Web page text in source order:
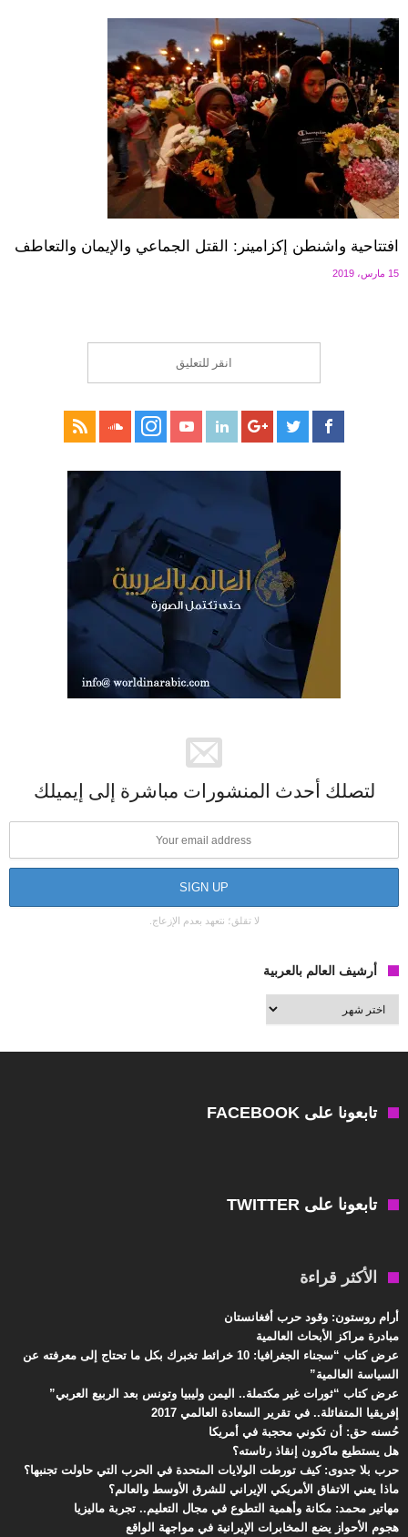
افتتاحية واشنطن إكزامينر: القتل الجماعي والإيمان والتعاطف
15 مارس، 2019
انقر للتعليق
لتصلك أحدث المنشورات مباشرة إلى إيميلك
لا تقلق؛ نتعهد بعدم الإزعاج.
أرشيف العالم بالعربية
أرشيف
العالم
تابعونا على FACEBOOK
تابعونا على TWITTER
الأكثر قراءة
أرام روستون: وقود حرب أفغانستان
مبادرة مراكز الأبحاث العالمية
عرض كتاب “سجناء الجغرافيا: 10 خرائط تخبرك بكل ما تحتاج إلى معرفته عن
السياسة العالمية”
عرض كتاب “ثورات غير مكتملة.. اليمن وليبيا وتونس بعد الربيع العربي”
إفريقيا المتفائلة.. في تقرير السعادة العالمي 2017
حُسنه حق: أن تكوني محجبة في أمريكا
هل يستطيع ماكرون إنقاذ رئاسته؟
حرب بلا جدوى: كيف تورطت الولايات المتحدة في الحرب التي حاولت تجنبها؟
ماذا يعني الاتفاق الأمريكي الإيراني للشرق الأوسط والعالم؟
مهاتير محمد: مكانة وأهمية التطوع في مجال التعليم.. تجربة ماليزيا
هجوم الأحواز يضع المخابرات الإيرانية في مواجهة الواقع